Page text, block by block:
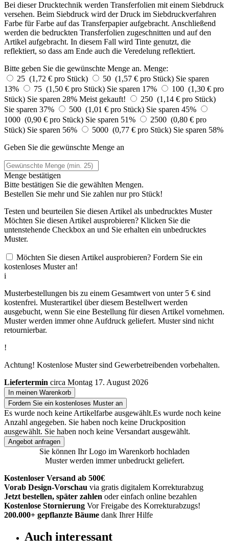
Bei dieser Drucktechnik werden Transferfolien mit einem Siebdruck
versehen. Beim Siebdruck wird der Druck im Siebdruckverfahren
Farbe für Farbe auf das Transferpapier aufgebracht. Anschließend
werden die bedruckten Transferfolien zugeschnitten und auf den
Artikel aufgebracht. In diesem Fall wird Tinte genutzt, die
reflektiert, so dass am Ende auch die Veredelung reflektiert.
Bitte geben Sie die gewünschte Menge an. Menge:
25 (1,72 € pro Stück)
50 (1,57 € pro Stück) Sie sparen
13%
75 (1,50 € pro Stück) Sie sparen 17%
100 (1,30 € pro
Stück) Sie sparen 28% Meist gekauft!
250 (1,14 € pro Stück)
Sie sparen 37%
500 (1,01 € pro Stück) Sie sparen 45%
1000 (0,90 € pro Stück) Sie sparen 51%
2500 (0,80 € pro
Stück) Sie sparen 56% 5000 (0,77 € pro Stück) Sie sparen 58%
Geben Sie die gewünschte Menge an
Menge bestätigen
Bitte bestätigen Sie die gewählten Mengen.
Bestellen Sie mehr und Sie zahlen nurpro Stück!
Testen und beurteilen Sie diesen Artikel als unbedrucktes Muster
Möchten Sie diesen Artikel ausprobieren? Klicken Sie die
untenstehende Checkbox an und Sie erhalten ein unbedrucktes
Muster.
Möchten Sie diesen Artikel ausprobieren? Fordern Sie ein
kostenloses Muster an!
i
Musterbestellungen bis zu einem Gesamtwert von unter 5 € sind
kostenfrei. Musterartikel über diesem Bestellwert werden
ausgebucht, wenn Sie eine Bestellung für diesen Artikel vornehmen.
Muster werden immer ohne Aufdruck geliefert. Muster sind nicht
retournierbar.
!
Achtung! Kostenlose Muster sind Gewerbetreibenden vorbehalten.
Liefertermin circa Montag 17. August 2026
In meinen Warenkorb
Fordern Sie ein kostenloses Muster an
Es wurde noch keine Artikelfarbe ausgewählt.Es wurde noch keine
Anzahl angegeben. Sie haben noch keine Druckposition
ausgewählt. Sie haben noch keine Versandart ausgewählt.
Angebot anfragen
Sie können Ihr Logo im Warenkorb hochladen
Muster werden immer unbedruckt geliefert.
Kostenloser Versand ab 500€
Vorab Design-Vorschau via gratis digitalem Korrekturabzug
Jetzt bestellen, später zahlen oder einfach online bezahlen
Kostenlose Stornierung Vor Freigabe des Korrekturabzugs!
200.000+ gepflanzte Bäume dank Ihrer Hilfe
Auch interessant